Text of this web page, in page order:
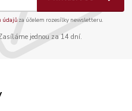
údajůza účelem rozesílky newsletteru.
jednou za 14 dní.